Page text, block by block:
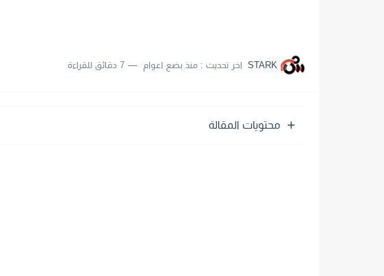
STARK اخر تحديث :منذ بضع اعوام 7 دقائق للقراءة
محتويات المقالة